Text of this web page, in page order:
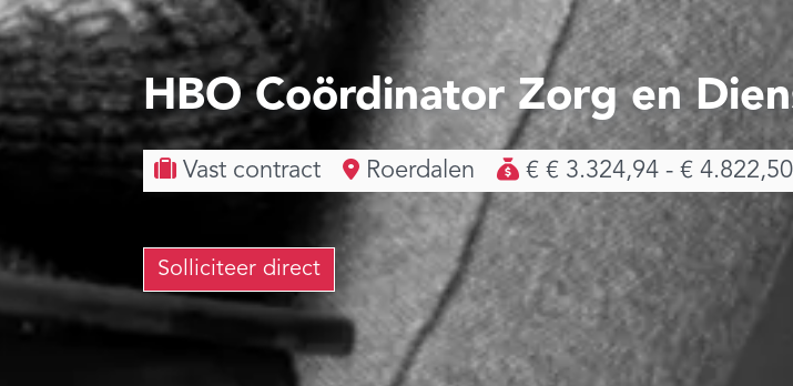
HBO Coördinator Zorg en
Vast contract Roerdalen € € 3.324,94 - €
Solliciteer direct